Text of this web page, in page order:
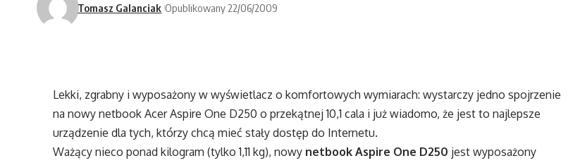
Tomasz Galanciak Opublikowany 22/06/2009
Lekki, zgrabny i wyposażony w wyświetlacz o komfortowych wymiarach: wystarczy jedno spojrzenie
na nowy netbook Acer Aspire One D250 o przekątnej 10,1 cala i już wiadomo, że jest to najlepsze
urządzenie dla tych, którzy chcą mieć stały dostęp do Internetu.
Ważący nieco ponad kilogram (tylko 1,11 kg), nowy netbook Aspire One D250 jest wyposażony